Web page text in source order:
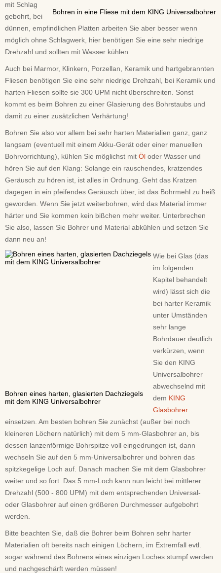
Bohren in eine Fliese mit dem KING Universalbohrer
mit Schlag
gebohrt, bei
dünnen, empfindlichen Platten arbeiten Sie aber besser wenn
möglich ohne Schlagwerk, hier benötigen Sie eine sehr niedrige
Drehzahl und sollten mit Wasser kühlen.
Auch bei Marmor, Klinkern, Porzellan, Keramik und hartgebrannten
Fliesen benötigen Sie eine sehr niedrige Drehzahl, bei Keramik und
harten Fliesen sollte sie 300 UPM nicht überschreiten. Sonst
kommt es beim Bohren zu einer Glasierung des Bohrstaubs und
damit zu einer zusätzlichen Verhärtung!
Bohren Sie also vor allem bei sehr harten Materialien ganz, ganz
langsam (eventuell mit einem Akku-Gerät oder einer manuellen
Bohrvorrichtung), kühlen Sie möglichst mit Öl oder Wasser und
hören Sie auf den Klang: Solange ein rauschendes, kratzendes
Geräusch zu hören ist, ist alles in Ordnung. Geht das Kratzen
dagegen in ein pfeifendes Geräusch über, ist das Bohrmehl zu heiß
geworden. Wenn Sie jetzt weiterbohren, wird das Material immer
härter und Sie kommen kein bißchen mehr weiter. Unterbrechen
Sie also, lassen Sie Bohrer und Material abkühlen und setzen Sie
dann neu an!
Bohren eines harten, glasierten Dachziegels
mit dem KING Universalbohrer
Wie bei Glas (das
im folgenden
Kapitel behandelt
wird) lässt sich die
bei harter Keramik
unter Umständen
sehr lange
Bohrdauer deutlich
verkürzen, wenn
Sie den KING
Universalbohrer
abwechselnd mit
dem KING
Glasbohrer
einsetzen. Am besten bohren Sie zunächst (außer bei noch
kleineren Löchern natürlich) mit dem 5 mm-Glasbohrer an, bis
dessen lanzenförmige Bohrspitze voll eingedrungen ist, dann
wechseln Sie auf den 5 mm-Universalbohrer und bohren das
spitzkegelige Loch auf. Danach machen Sie mit dem Glasbohrer
weiter und so fort. Das 5 mm-Loch kann nun leicht bei mittlerer
Drehzahl (500 - 800 UPM) mit dem entsprechenden Universal-
oder Glasbohrer auf einen größeren Durchmesser aufgebohrt
werden.
Bitte beachten Sie, daß die Bohrer beim Bohren sehr harter
Materialien oft bereits nach einigen Löchern, im Extremfall evtl.
sogar während des Bohrens eines einzigen Loches stumpf werden
und nachgeschärft werden müssen!